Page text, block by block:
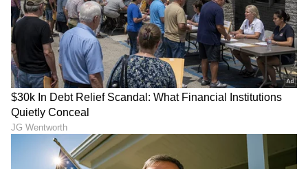
Image Credit :Groww
ಇಡೀ ಬ್ಯಾಂಕಿನ ನಿವ್ವಳ ಬಡ್ಡಿ ಮಾರ್ಜಿನ್ ಮತ್ತು ₹109
ಟ್ರಿಲಿಯನ್ ದಾಟಿದ ವ್ಯವಹಾರ!
ಇಡೀ ವರ್ಷದ ಅವಧಿಗೆ ಒಟ್ಟು ಬ್ಯಾಂಕಿನ ನಿವ್ವಳ ಬಡ್ಡಿ